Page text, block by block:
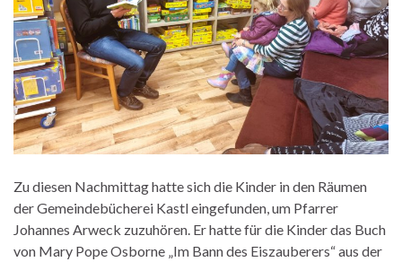
Zu diesen Nachmittag hatte sich die Kinder in den Räumen
der Gemeindebücherei Kastl eingefunden, um Pfarrer
Johannes Arweck zuzuhören. Er hatte für die Kinder das Buch
von Mary Pope Osborne „Im Bann des Eiszauberers“ aus der